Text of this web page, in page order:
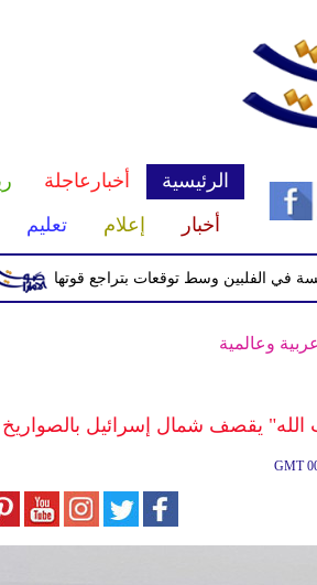
الرئيسية أخبارعاجلة
أخبار
إعلام تعليم
بركان وسط توقعات بتراجع قوتها
وعالمية
يقصف شمال إسرائيل بالصواريخ بعد
GMT